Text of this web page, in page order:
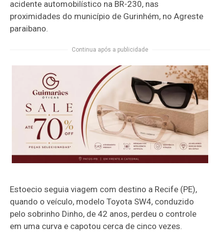
acidente automobilístico na BR-230, nas
proximidades do município de Gurinhém, no Agreste
paraibano.
Continua após a publicidade
Estoecio seguia viagem com destino a Recife (PE),
quando o veículo, modelo Toyota SW4, conduzido
pelo sobrinho Dinho, de 42 anos, perdeu o controle
em uma curva e capotou cerca de cinco vezes.